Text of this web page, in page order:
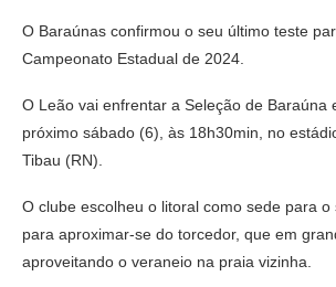
O Baraúnas confirmou o seu último teste
Campeonato Estadual de 2024.
O Leão vai enfrentar a Seleção de Baraúna
próximo sábado (6), às 18h30min, no
Tibau (RN).
O clube escolheu o litoral como sede para o
para aproximar-se do torcedor, que em
aproveitando o veraneio na praia vizinha.